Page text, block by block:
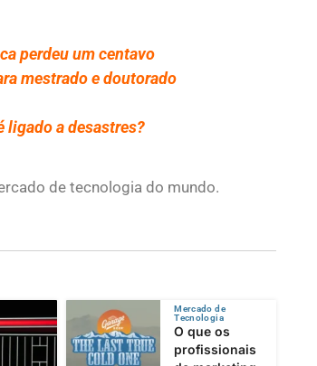
perdeu um centavo
mestrado e doutorado
ligado a desastres?
de tecnologia do mundo.
Mercado de
Tecnologia
O que os
profissionais